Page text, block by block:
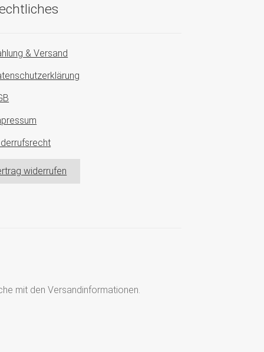
& Versand
widerrufen
mit den Versandinformationen.